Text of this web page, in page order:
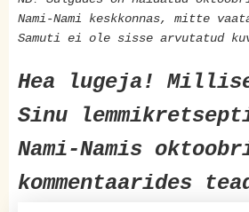
Nami-Nami keskkonnas, mitte
Samuti ei ole sisse arvutatud
Hea lugeja!
Sinu
Nami-Namis
kommentaarides